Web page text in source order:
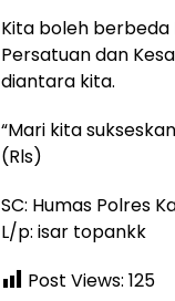
Kita boleh berbeda
Persatuan dan
diantara kita.
“Mari kita
(Rls)
SC: Humas Polres
L/p: isar topankk
Post Views: 125